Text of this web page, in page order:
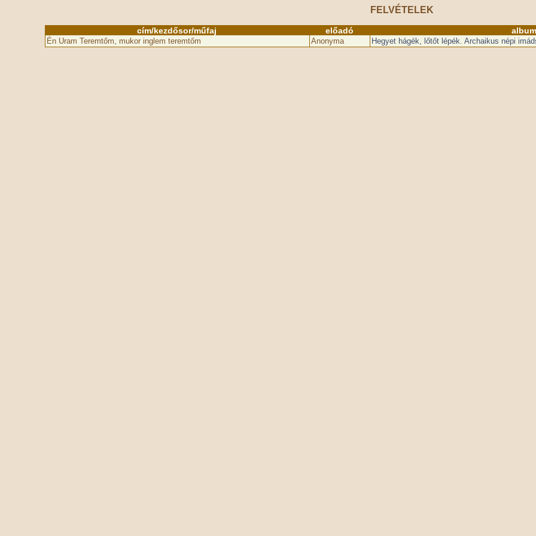
FELVÉTELEK
cím/kezdősor/műfaj előadó
Én Uram Teremtőm, mukor inglem teremtőm Anonyma Hegyet hágék, lőtőt lépék. Archaikus népi